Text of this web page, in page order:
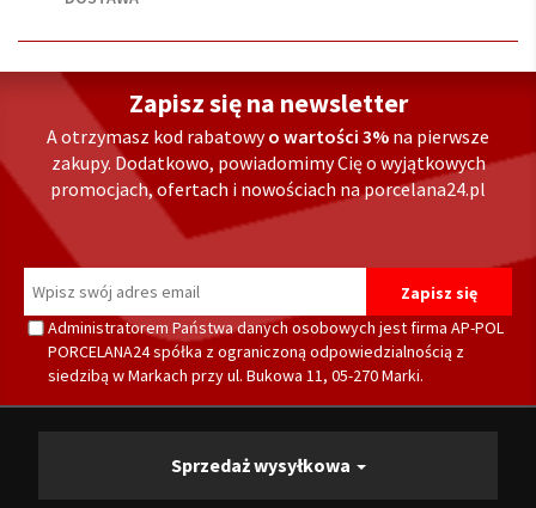
Zapisz się na newsletter
A otrzymasz kod rabatowyo wartości 3% na pierwsze
zakupy. Dodatkowo, powiadomimy Cię o wyjątkowych
promocjach, ofertach i nowościach na porcelana24.pl
Administratorem Państwa danych osobowych jest firma AP-POL
PORCELANA24 spółka z ograniczoną odpowiedzialnością z
siedzibą w Markach przy ul. Bukowa 11, 05-270 Marki.
Sprzedaż wysyłkowa